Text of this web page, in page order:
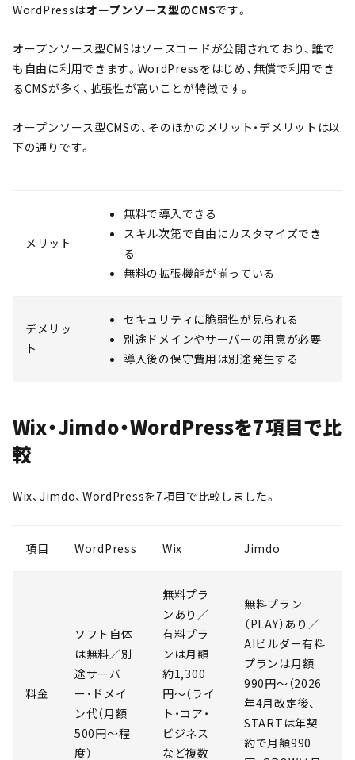
WordPressはオープンソース型のCMSです。
オープンソース型CMSはソースコードが公開されており、誰で
も自由に利用できます。WordPressをはじめ、無償で利用でき
るCMSが多く、拡張性が高いことが特徴です。
オープンソース型CMSの、そのほかのメリット・デメリットは以
下の通りです。
メリット
無料で導入できる
スキル次第で自由にカスタマイズでき
る
無料の拡張機能が揃っている
デメリッ
ト
セキュリティに脆弱性が見られる
別途ドメインやサーバーの用意が必要
導入後の保守費用は別途発生する
Wix・Jimdo・WordPressを7項目で比
較
Wix、Jimdo、WordPressを7項目で比較しました。
項目 WordPress Wix Jimdo
料金
ソフト自体
は無料／別
途サーバ
ー・ドメイ
ン代（月額
500円〜程
度）
無料プラ
ンあり／
有料プラ
ンは月額
約1,300
円〜（ライ
ト・コア・
ビジネス
など複数
無料プラン
（PLAY）あり／
AIビルダー有料
プランは月額
990円〜（2026
年4月改定後、
STARTは年契
約で月額990